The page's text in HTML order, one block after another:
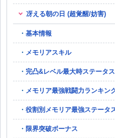
冴える朝の日 (超覚醒/妨害)
基本情報
メモリアスキル
完凸&レベル最大時ステータス
メモリア最強戦闘力ランキン
役割別メモリア最強ステータ
限界突破ボーナス